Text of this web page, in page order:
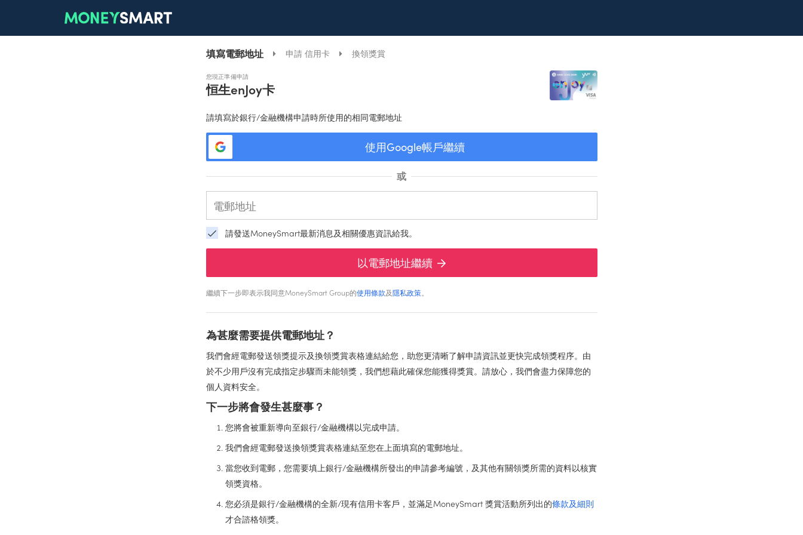
填寫電郵地址 申請 信用卡 換領獎賞
您現正準備申請
恒生enJoy卡
請填寫於銀行/金融機構申請時所使用的相同電郵地址
使用Google帳戶繼續
或
請發送MoneySmart最新消息及相關優惠資訊給我。
以電郵地址繼續
繼續下一步即表示我同意MoneySmart Group的使用條款及隱私政策。
為甚麼需要提供電郵地址？
我們會經電郵發送領獎提示及換領獎賞表格連結給您，助您更清晰了解申請資訊並更快完成領獎程序。由
於不少用戶沒有完成指定步驟而未能領獎，我們想藉此確保您能獲得獎賞。請放心，我們會盡力保障您的
個人資料安全。
下一步將會發生甚麼事？
您將會被重新導向至銀行/金融機構以完成申請。
我們會經電郵發送換領獎賞表格連結至您在上面填寫的電郵地址。
當您收到電郵，您需要填上銀行/金融機構所發出的申請參考編號，及其他有關領獎所需的資料以核實
領獎資格。
您必須是銀行/金融機構的全新/現有信用卡客戶，並滿足MoneySmart 獎賞活動所列出的條款及細則
才合諮格領獎。